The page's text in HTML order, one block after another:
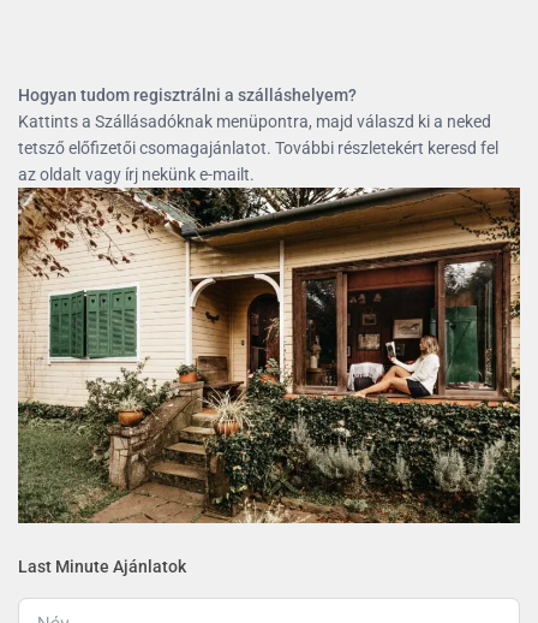
Hogyan tudom regisztrálni a szálláshelyem?
Kattints a Szállásadóknak menüpontra, majd válaszd ki a neked
tetsző előfizetői csomagajánlatot. További részletekért keresd fel
az oldalt vagy írj nekünk e-mailt.
Last Minute Ajánlatok